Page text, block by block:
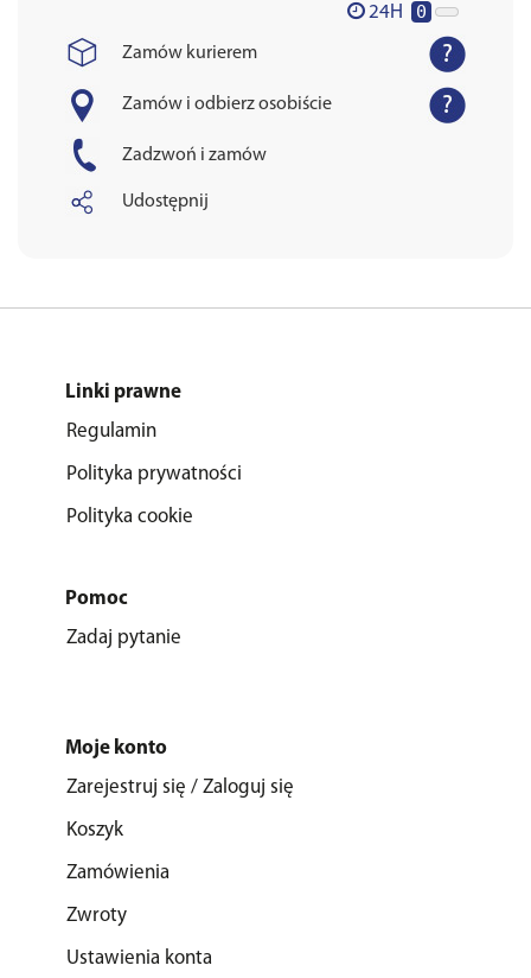
24H 0
Zamów kurierem
Zamów i odbierz osobiście
Zadzwoń i zamów
Udostępnij
Linki prawne
Regulamin
Polityka prywatności
Polityka cookie
Pomoc
Zadaj pytanie
Moje konto
Zarejestruj się / Zaloguj się
Koszyk
Zamówienia
Zwroty
Ustawienia konta